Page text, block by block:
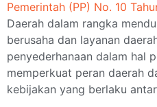
Pemerintah (PP) No. 10
Daerah dalam rangka
berusaha dan layanan
penyederhanaan dalam hal
memperkuat peran daerah
kebijakan yang berlaku